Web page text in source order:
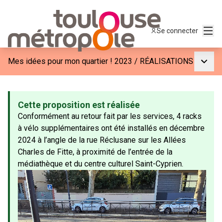
Se connecter
Mes idées pour mon quartier ! 2023 / RÉALISATIONS
Cette proposition est réalisée
Conformément au retour fait par les services, 4 racks
à vélo supplémentaires ont été installés en décembre
2024 à l’angle de la rue Réclusane sur les Allées
Charles de Fitte, à proximité de l’entrée de la
médiathèque et du centre culturel Saint-Cyprien.